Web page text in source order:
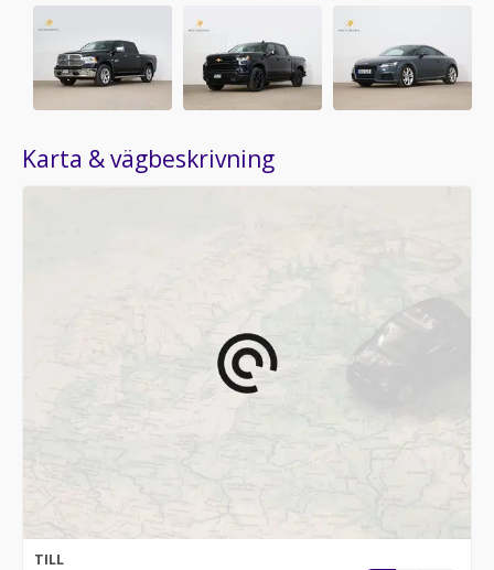
Karta & vägbeskrivning
TILL